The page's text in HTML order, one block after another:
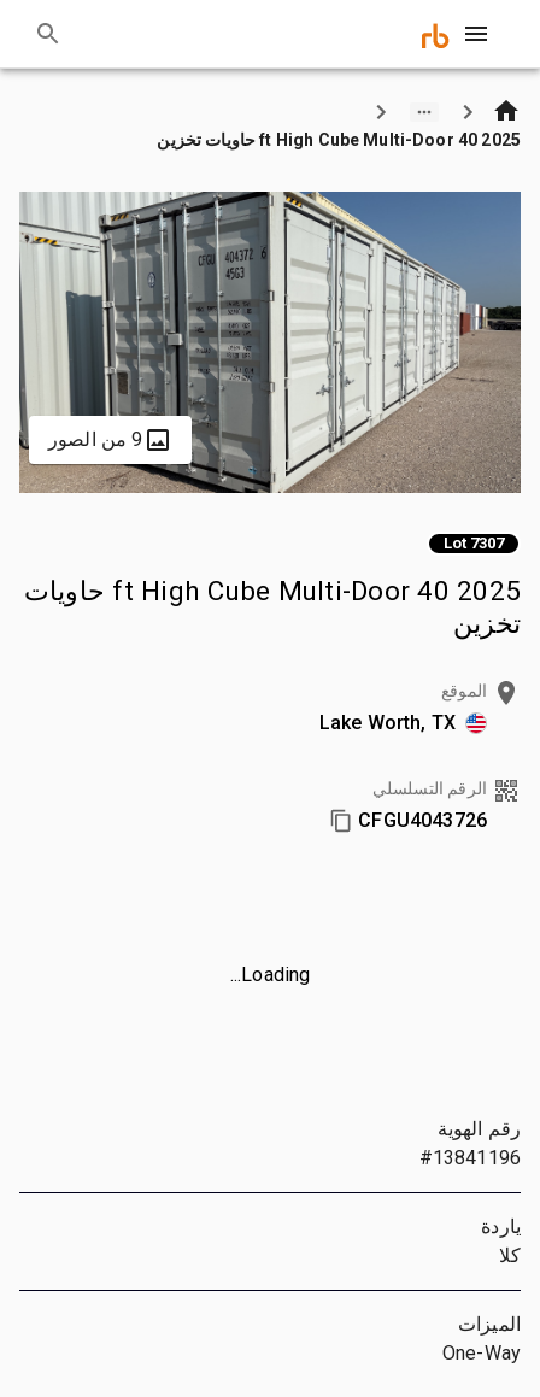
2025 40 ft High Cube Multi-Door حاويات تخزين
9 من الصور
Lot 7307
2025 40 ft High Cube Multi-Door حاويات
تخزين
الموقع
Lake Worth, TX
الرقم التسلسلي
CFGU4043726
Loading...
رقم الهوية
#13841196
ياردة
كلا
الميزات
One-Way